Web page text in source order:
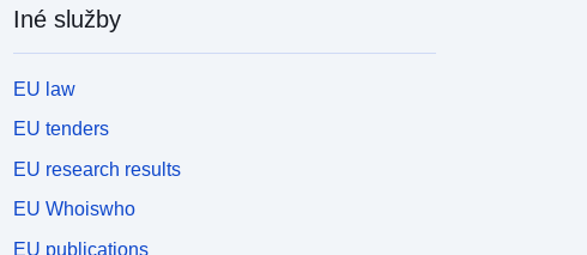
Iné služby
EU law
EU tenders
EU research results
EU Whoiswho
EU publications